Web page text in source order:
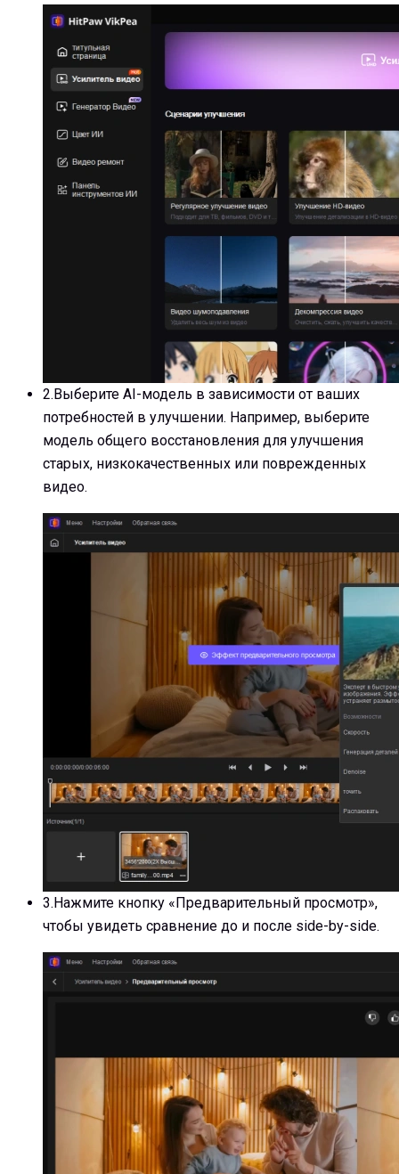
2.Выберите AI-модель в зависимости от ваших
потребностей в улучшении. Например, выберите
модель общего восстановления для улучшения
старых, низкокачественных или поврежденных
видео.
3.Нажмите кнопку «Предварительный просмотр»,
чтобы увидеть сравнение до и после side-by-side.